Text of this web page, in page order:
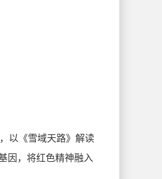
以《雪域天路》解读
因，将红色精神融入